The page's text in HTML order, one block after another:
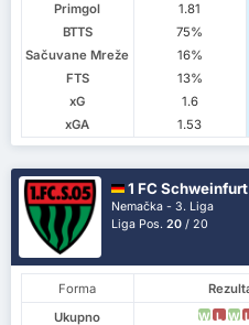
Primgol
1.81
BTTS
75%
Sačuvane Mreže
16%
FTS
13%
xG
1.6
xGA
1.53
1 FC
Nemačka - 3. Liga
Liga Pos.20 / 20
Forma
Ukupno
W L W L